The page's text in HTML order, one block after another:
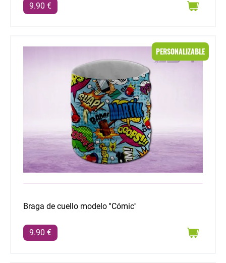
9.90 €
PERSONALIZABLE
Braga de cuello modelo ''Cómic''
Braga de cuello modelo ''Cómic''
9.90 €